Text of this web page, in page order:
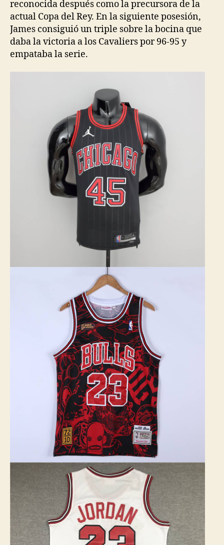
reconocida después como la precursora de la
actual Copa del Rey. En la siguiente posesión,
James consiguió un triple sobre la bocina que
daba la victoria a los Cavaliers por 96-95 y
empataba la serie.